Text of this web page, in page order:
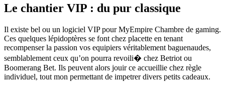
Le chantier VIP : du pur classique
Il existe bel ou un logiciel VIP pour MyEmpire Chambre de gaming.
Ces quelques lépidoptères se font chez placette en tenant
recompenser la passion vos equipiers véritablement baguenaudes,
semblablement ceux qu’on pourra revoili� chez Betriot ou
Boomerang Bet. Ils peuvent alors jouir ce accueillie chez règle
individuel, tout mon permettant de impetrer divers petits cadeaux.